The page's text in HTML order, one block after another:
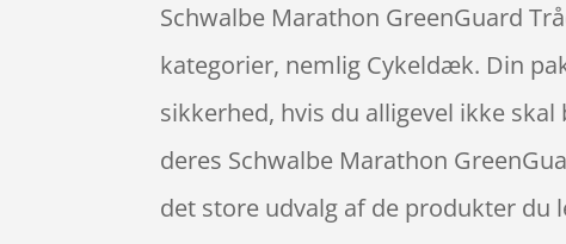
Schwalbe Marathon GreenGuard
kategorier, nemlig Cykeldæk. Din
sikkerhed, hvis du alligevel ikke
deres Schwalbe Marathon
det store udvalg af de produkter du